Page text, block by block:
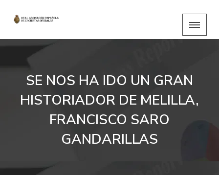
SE NOS HA IDO UN GRAN
HISTORIADOR DE MELILLA,
FRANCISCO SARO
GANDARILLAS